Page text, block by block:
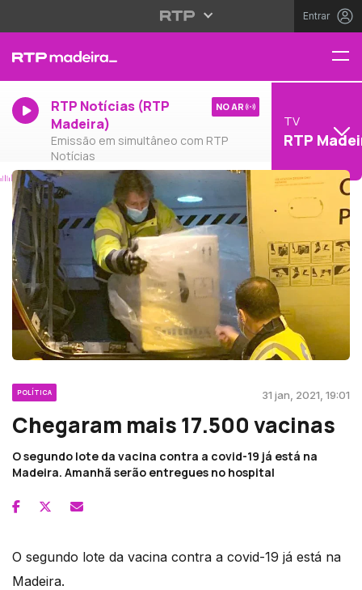
Entrar
RTP Notícias (RTP
Madeira)
Emissão em simultâneo com RTP
Notícias
NO AR
TV
RTP
POLÍTICA 31 jan, 2021, 19:01
Chegaram mais 17.500 vacinas
O segundo lote da vacina contra a covid-19 já está na
Madeira. Amanhã serão entregues no hospital
O segundo lote da vacina contra a covid-19 já está na
Madeira.